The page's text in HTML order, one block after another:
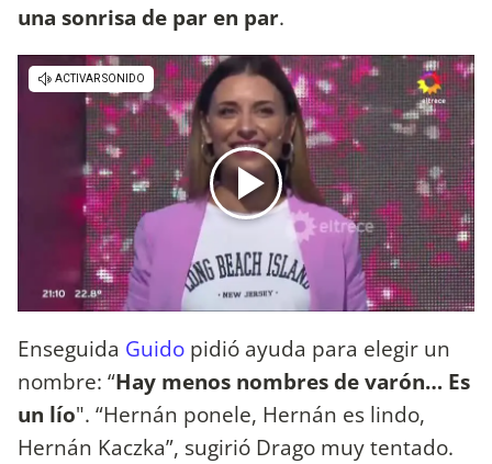
una sonrisa de par en par.
Enseguida Guido pidió ayuda para elegir un
nombre: “Hay menos nombres de varón… Es
un lío". “Hernán ponele, Hernán es lindo,
Hernán Kaczka”, sugirió Drago muy tentado.